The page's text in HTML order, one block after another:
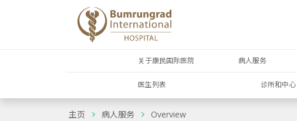
关于康民国际医院 病人服务
医生列表 诊所和中心
主页 病人服务 Overview